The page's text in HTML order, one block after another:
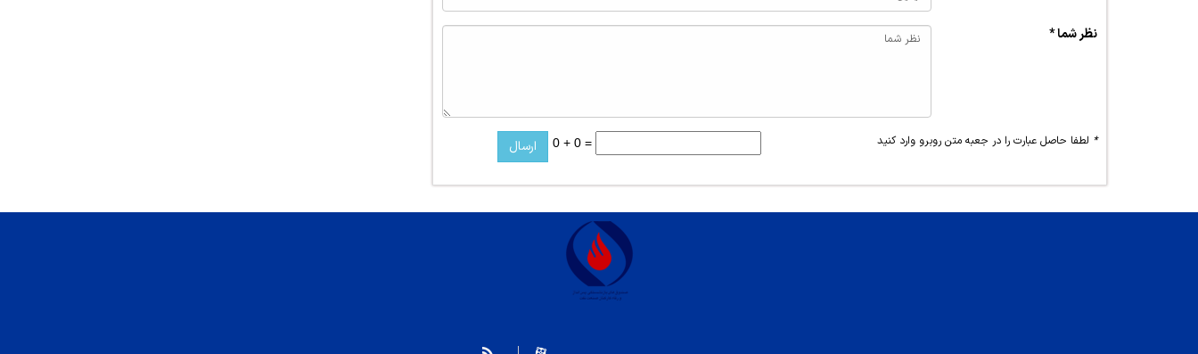
نظر شما *
* لطفا حاصل عبارت را در جعبه متن روبرو وارد کنید 0 + 0 =